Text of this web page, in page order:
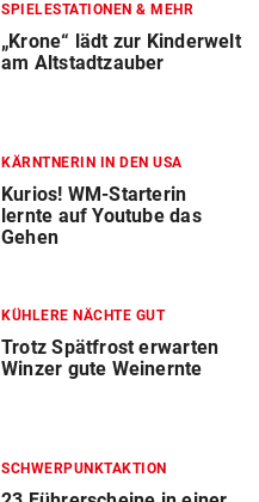
SPIELESTATIONEN & MEHR
„Krone“ lädt zur Kinderwelt
am Altstadtzauber
KÄRNTNERIN IN DEN USA
Kurios! WM-Starterin
lernte auf Youtube das
Gehen
KÜHLERE NÄCHTE GUT
Trotz Spätfrost erwarten
Winzer gute Weinernte
SCHWERPUNKTAKTION